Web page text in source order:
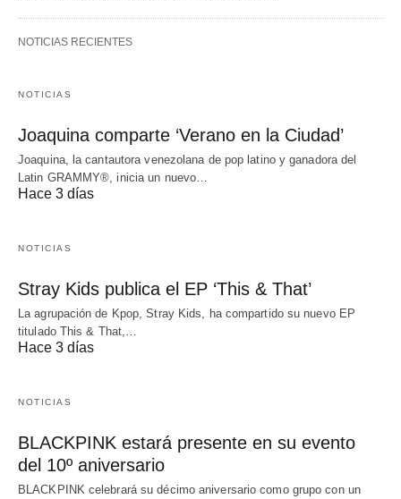
NOTICIAS RECIENTES
NOTICIAS
Joaquina comparte ‘Verano en la Ciudad’
Joaquina, la cantautora venezolana de pop latino y ganadora del
Latin GRAMMY®, inicia un nuevo…
Hace 3 días
NOTICIAS
Stray Kids publica el EP ‘This & That’
La agrupación de Kpop, Stray Kids, ha compartido su nuevo EP
titulado This & That,…
Hace 3 días
NOTICIAS
BLACKPINK estará presente en su evento
del 10º aniversario
BLACKPINK celebrará su décimo aniversario como grupo con un